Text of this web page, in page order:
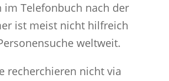
im Telefonbuch nach der
ist meist nicht hilfreich
weltweit.
recherchieren nicht via